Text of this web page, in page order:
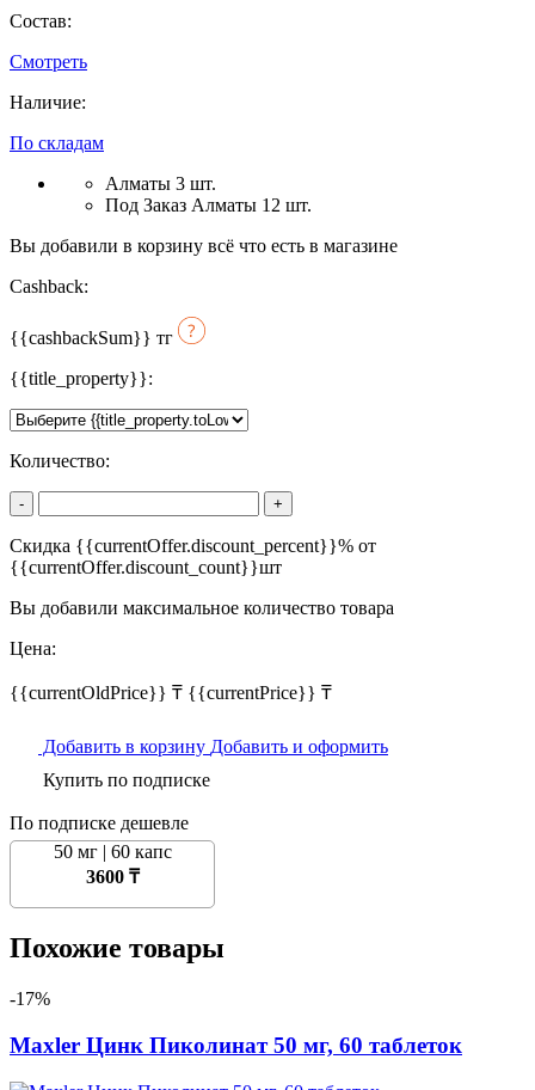
Состав:
Смотреть
Наличие:
По складам
Алматы 3 шт.
Под Заказ Алматы 12 шт.
Вы добавили в корзину всё что есть в магазине
Cashback:
{{cashbackSum}} тг
{{title_property}}:
Количество:
- +
Скидка {{currentOffer.discount_percent}}% от
{{currentOffer.discount_count}}шт
Вы добавили максимальное количество товара
Цена:
{{currentOldPrice}} ₸ {{currentPrice}} ₸
Добавить в корзину Добавить и оформить
Купить по подписке
По подписке дешевле
50 мг | 60 капс
3600 ₸
Похожие товары
-17%
Maxler Цинк Пиколинат 50 мг, 60 таблеток